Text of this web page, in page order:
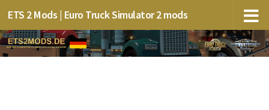
ETS 2 Mods | Euro Truck Simulator 2 mods